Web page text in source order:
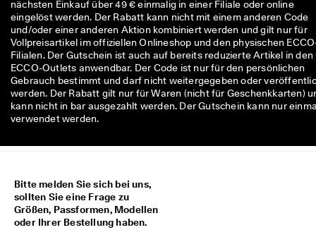
nächsten Einkauf über 49 € einmalig in einer Filiale oder online
eingelöst werden. Der Rabatt kann nicht mit einem anderen Code
und/oder einer anderen Aktion kombiniert werden und gilt nur für
Vollpreisartikel im offiziellen Onlineshop und den physischen
Filialen. Der Gutschein ist auch auf bereits reduzierte Artikel in den
ECCO-Outlets anwendbar. Der Code ist nur für den persönlichen
Gebrauch bestimmt und darf nicht weitergegeben oder
werden. Der Rabatt gilt nur für Waren (nicht für Geschenkkarten)
kann nicht in bar ausgezahlt werden. Der Gutschein kann nur
verwendet werden.
Bitte melden Sie sich bei uns,
sollten Sie eine Frage zu
Größen, Passformen, Modellen
oder Ihrer Bestellung haben.